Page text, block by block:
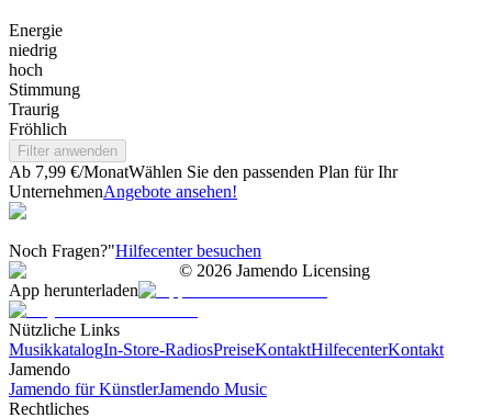
Energie
niedrig
hoch
Stimmung
Traurig
Fröhlich
Filter anwenden
Ab 7,99 €/MonatWählen Sie den passenden Plan für Ihr
UnternehmenAngebote ansehen!
Noch Fragen?"Hilfecenter besuchen
© 2026 Jamendo Licensing
App herunterladen
Nützliche Links
MusikkatalogIn-Store-RadiosPreiseKontaktHilfecenterKontakt
Jamendo
Jamendo für KünstlerJamendo Music
Rechtliches